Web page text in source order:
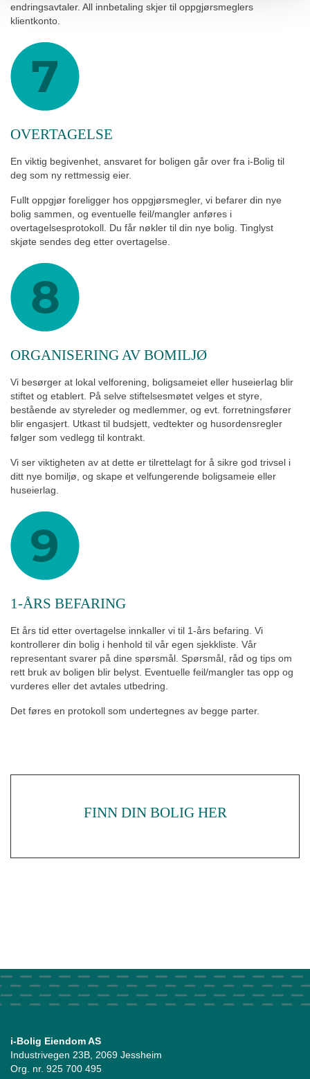
endringsavtaler. All innbetaling skjer til oppgjørsmeglers
klientkonto.
OVERTAGELSE
En viktig begivenhet, ansvaret for boligen går over fra i-Bolig til
deg som ny rettmessig eier.
Fullt oppgjør foreligger hos oppgjørsmegler, vi befarer din nye
bolig sammen, og eventuelle feil/mangler anføres i
overtagelsesprotokoll. Du får nøkler til din nye bolig. Tinglyst
skjøte sendes deg etter overtagelse.
ORGANISERING AV BOMILJØ
Vi besørger at lokal velforening, boligsameiet eller huseierlag blir
stiftet og etablert. På selve stiftelsesmøtet velges et styre,
bestående av styreleder og medlemmer, og evt. forretningsfører
blir engasjert. Utkast til budsjett, vedtekter og husordensregler
følger som vedlegg til kontrakt.
Vi ser viktigheten av at dette er tilrettelagt for å sikre god trivsel i
ditt nye bomiljø, og skape et velfungerende boligsameie eller
huseierlag.
1-ÅRS BEFARING
Et års tid etter overtagelse innkaller vi til 1-års befaring. Vi
kontrollerer din bolig i henhold til vår egen sjekkliste. Vår
representant svarer på dine spørsmål. Spørsmål, råd og tips om
rett bruk av boligen blir belyst. Eventuelle feil/mangler tas opp og
vurderes eller det avtales utbedring.
Det føres en protokoll som undertegnes av begge parter.
FINN DIN BOLIG HER
i-Bolig Eiendom AS
Industrivegen 23B, 2069 Jessheim
Org. nr. 925 700 495